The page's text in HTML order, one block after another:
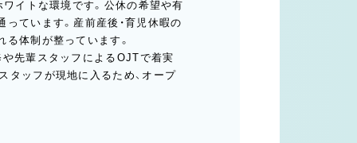
イトな環境です。公休の希望や有
ています。産前産後・育児休暇の
体制が整っています。
や先輩スタッフによるOJTで着実
タッフが現地に入るため、オープ